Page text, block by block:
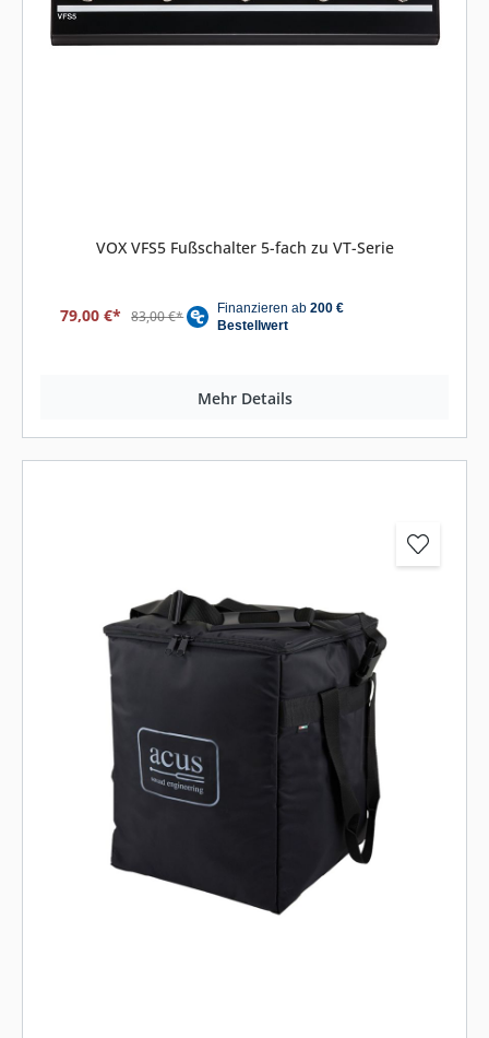
VOX VFS5 Fußschalter 5-fach zu VT-Serie
79,00 €* 83,00 €*
Mehr Details